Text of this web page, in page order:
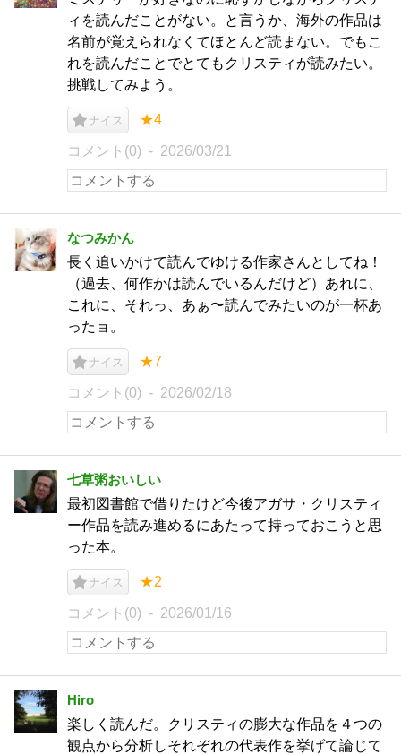
ィを読んだことがない。と言うか、海外の作品は
名前が覚えられなくてほとんど読まない。でもこ
れを読んだことでとてもクリスティが読みたい。
挑戦してみよう。
ナイス ★4
コメント(0) 2026/03/21
なつみかん
長く追いかけて読んでゆける作家さんとしてね！
（過去、何作かは読んでいるんだけど）あれに、
これに、それっ、あぁ〜読んでみたいのが一杯あ
ったョ。
ナイス ★7
コメント(0) 2026/02/18
七草粥おいしい
最初図書館で借りたけど今後アガサ・クリスティ
ー作品を読み進めるにあたって持っておこうと思
った本。
ナイス ★2
コメント(0) 2026/01/16
Hiro
楽しく読んだ。クリスティの膨大な作品を４つの
観点から分析しそれぞれの代表作を挙げて論じて